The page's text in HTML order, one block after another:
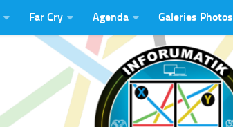
Far Cry Agenda Galeries Photos